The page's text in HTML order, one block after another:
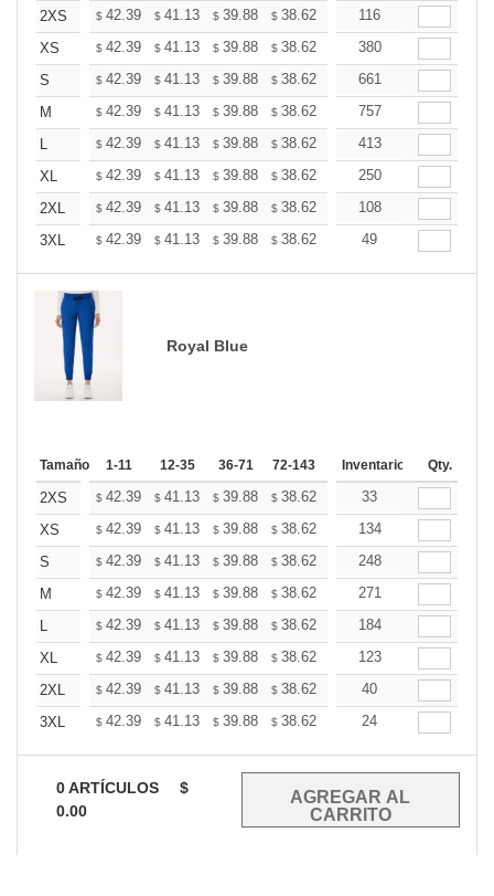
2XS $ 42.39 $ 41.13 $ 39.88 $ 38.62 37.37
116
XS
$ 42.39 $ 41.13 $ 39.88 $ 38.62 37.37
380
S
$ 42.39 $ 41.13 $ 39.88 $ 38.62 37.37
661
M
$ 42.39 $ 41.13 $ 39.88 $ 38.62 37.37
757
L
$ 42.39 $ 41.13 $ 39.88 $ 38.62 37.37
413
XL
$ 42.39 $ 41.13 $ 39.88 $ 38.62 37.37
250
2XL
$ 42.39 $ 41.13 $ 39.88 $ 38.62 37.37
108
3XL
$ 42.39 $ 41.13 $ 39.88 $ 38.62 37.37
49
Royal Blue
Tamaño 1-11 12-35 36-71 72-143 144-287 288 +
Inventario Qty.
2XS $ 42.39 $ 41.13 $ 39.88 $ 38.62 37.37
33
XS
$ 42.39 $ 41.13 $ 39.88 $ 38.62 37.37
134
S
$ 42.39 $ 41.13 $ 39.88 $ 38.62 37.37
248
M
$ 42.39 $ 41.13 $ 39.88 $ 38.62 37.37
271
L
$ 42.39 $ 41.13 $ 39.88 $ 38.62 37.37
184
XL
$ 42.39 $ 41.13 $ 39.88 $ 38.62 37.37
123
2XL
$ 42.39 $ 41.13 $ 39.88 $ 38.62 37.37
40
3XL
$ 42.39 $ 41.13 $ 39.88 $ 38.62 37.37
24
0ARTÍCULOS
$
0.00